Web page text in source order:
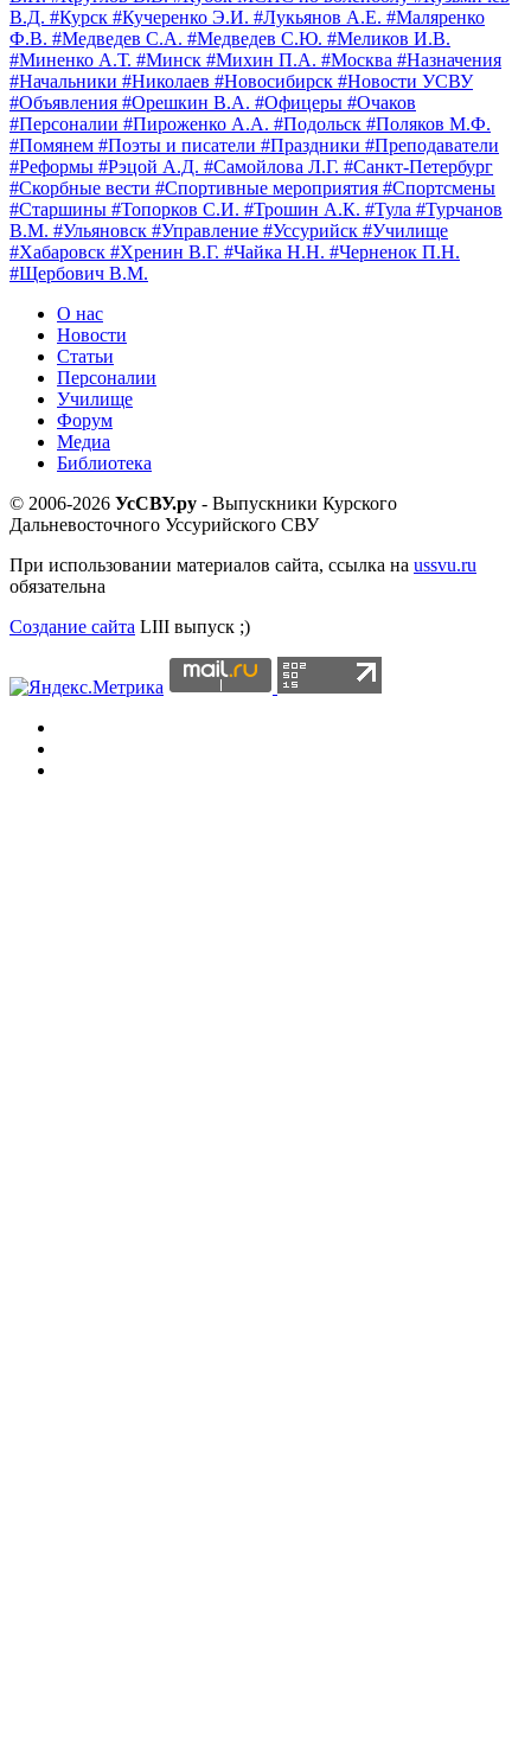
В.Д. #Курск #Кучеренко Э.И. #Лукьянов А.Е. #Маляренко
Ф.В. #Медведев С.А. #Медведев С.Ю. #Меликов И.В.
#Миненко А.Т. #Минск #Михин П.А. #Москва #Назначения
#Начальники #Николаев #Новосибирск #Новости УСВУ
#Объявления #Орешкин В.А. #Офицеры #Очаков
#Персоналии #Пироженко А.А. #Подольск #Поляков М.Ф.
#Помянем #Поэты и писатели #Праздники #Преподаватели
#Реформы #Рэцой А.Д. #Самойлова Л.Г. #Санкт-Петербург
#Скорбные вести #Спортивные мероприятия #Спортсмены
#Старшины #Топорков С.И. #Трошин А.К. #Тула #Турчанов
В.М. #Ульяновск #Управление #Уссурийск #Училище
#Хабаровск #Хренин В.Г. #Чайка Н.Н. #Черненок П.Н.
#Щербович В.М.
О нас
Новости
Статьи
Персоналии
Училище
Форум
Медиа
Библиотека
© 2006-2026 УсСВУ.ру - Выпускники Курского
Дальневосточного Уссурийского СВУ
При использовании материалов сайта, ссылка на ussvu.ru
обязательна
Создание сайта LIII выпуск ;)